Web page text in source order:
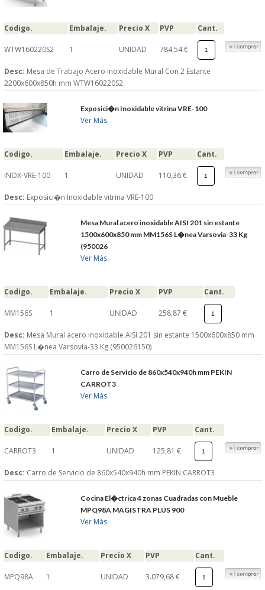
Codigo. Embalaje. Precio X PVP Cant.
WTW160220S2 1 UNIDAD 784,54 €
Desc: Mesa de Trabajo Acero inoxidable Mural Con 2 Estante
2200x600x850h mm WTW160220S2
Exposici�n Inoxidable vitrina VRE-100
Ver Más
Codigo. Embalaje. Precio X PVP Cant.
INOX-VRE-100 1 UNIDAD 110,36 €
Desc: Exposici�n Inoxidable vitrina VRE-100
Mesa Mural acero inoxidable AISI 201 sin estante
1500x600x850 mm MM156S L�nea Varsovia-33 Kg
(950026
Ver Más
Codigo. Embalaje. Precio X PVP Cant.
MM156S 1 UNIDAD 258,87 €
Desc: Mesa Mural acero inoxidable AISI 201 sin estante 1500x600x850 mm
MM156S L�nea Varsovia-33 Kg (950026150)
Carro de Servicio de 860x540x940h mm PEKIN
CARROT3
Ver Más
Codigo. Embalaje. Precio X PVP Cant.
CARROT3 1 UNIDAD 125,81 €
Desc: Carro de Servicio de 860x540x940h mm PEKIN CARROT3
Cocina El�ctrica 4 zonas Cuadradas con Mueble
MPQ98A MAGISTRA PLUS 900
Ver Más
Codigo. Embalaje. Precio X PVP Cant.
MPQ98A 1 UNIDAD 3.079,68 €